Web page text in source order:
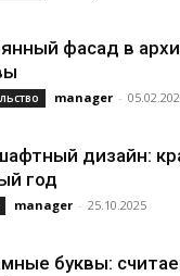
фасад в
manager -
дизайн:
год
manager - 25.10.2025
буквы: